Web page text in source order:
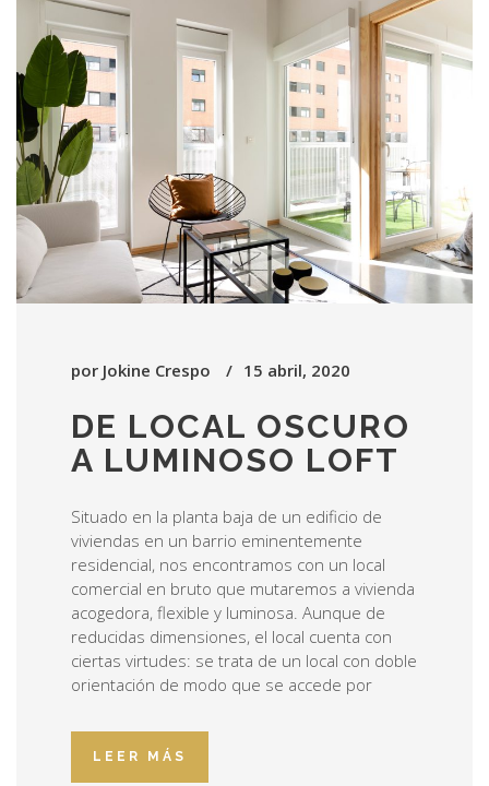
por Jokine Crespo 15 abril, 2020
DE LOCAL OSCURO
A LUMINOSO LOFT
Situado en la planta baja de un edificio de
viviendas en un barrio eminentemente
residencial, nos encontramos con un local
comercial en bruto que mutaremos a vivienda
acogedora, flexible y luminosa. Aunque de
reducidas dimensiones, el local cuenta con
ciertas virtudes: se trata de un local con doble
orientación de modo que se accede por
LEER MÁS